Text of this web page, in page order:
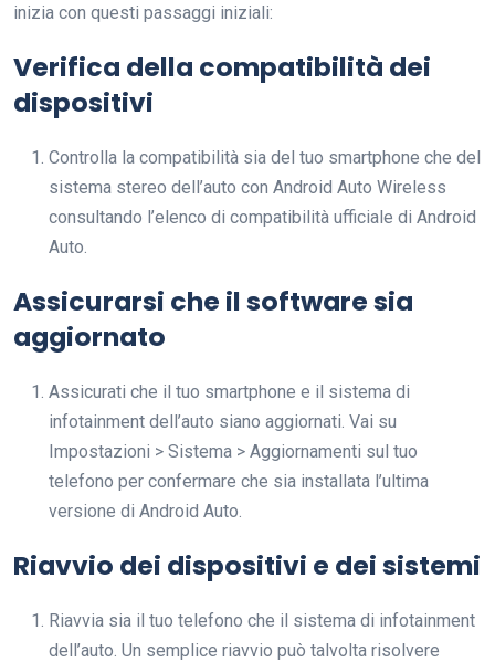
inizia con questi passaggi iniziali:
Verifica della compatibilità dei
dispositivi
Controlla la compatibilità sia del tuo smartphone che del
sistema stereo dell’auto con Android Auto Wireless
consultando l’elenco di compatibilità ufficiale di Android
Auto.
Assicurarsi che il software sia
aggiornato
Assicurati che il tuo smartphone e il sistema di
infotainment dell’auto siano aggiornati. Vai su
Impostazioni > Sistema > Aggiornamenti sul tuo
telefono per confermare che sia installata l’ultima
versione di Android Auto.
Riavvio dei dispositivi e dei sistemi
Riavvia sia il tuo telefono che il sistema di infotainment
dell’auto. Un semplice riavvio può talvolta risolvere